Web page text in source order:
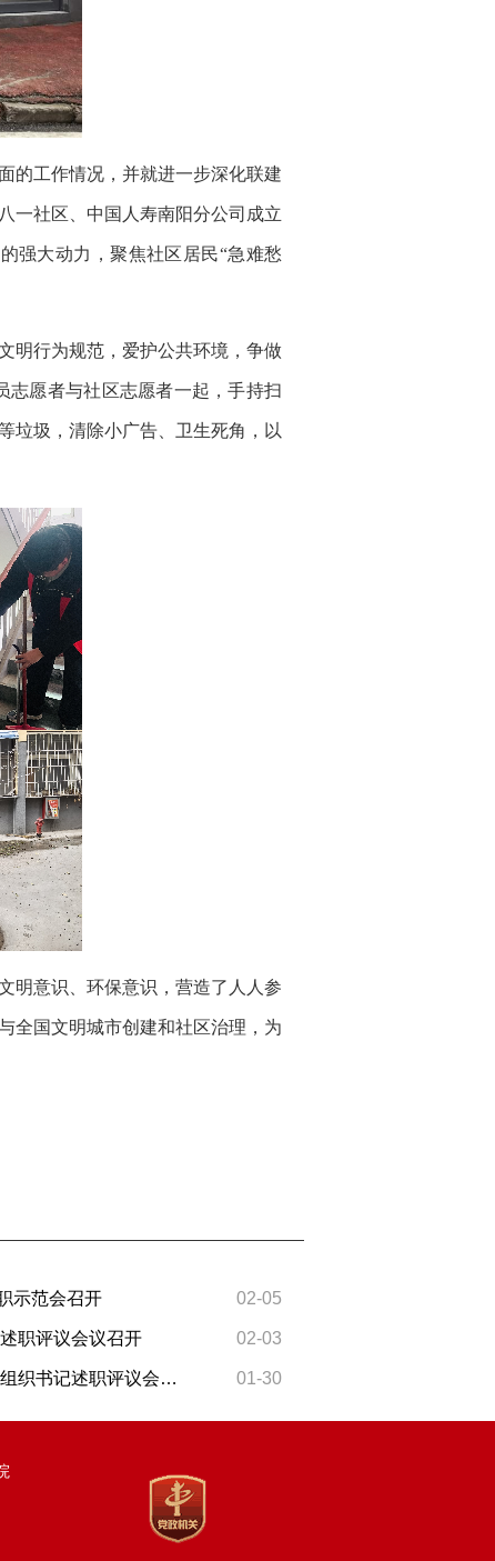
工作情况，并就进一步深化联建
一社区、中国人寿南阳分公司成立
强大动力，聚焦社区居民“急难愁
行为规范，爱护公共环境，争做
志愿者与社区志愿者一起，手持扫
垃圾，清除小广告、卫生死角，以
意识、环保意识，营造了人人参
全国文明城市创建和社区治理，为
示范会召开 02-05
职评议会议召开 02-03
2025年度南阳市市直机关党组织书记述职评议会召开 01-30